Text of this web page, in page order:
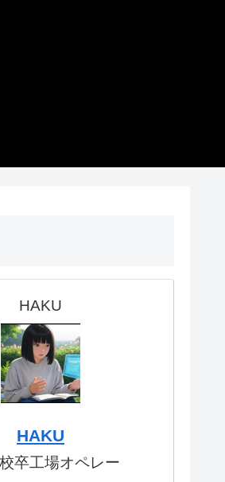
HAKU
HAKU
卒工場オペレー